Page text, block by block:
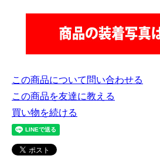
この商品について問い合わせる
この商品を友達に教える
買い物を続ける